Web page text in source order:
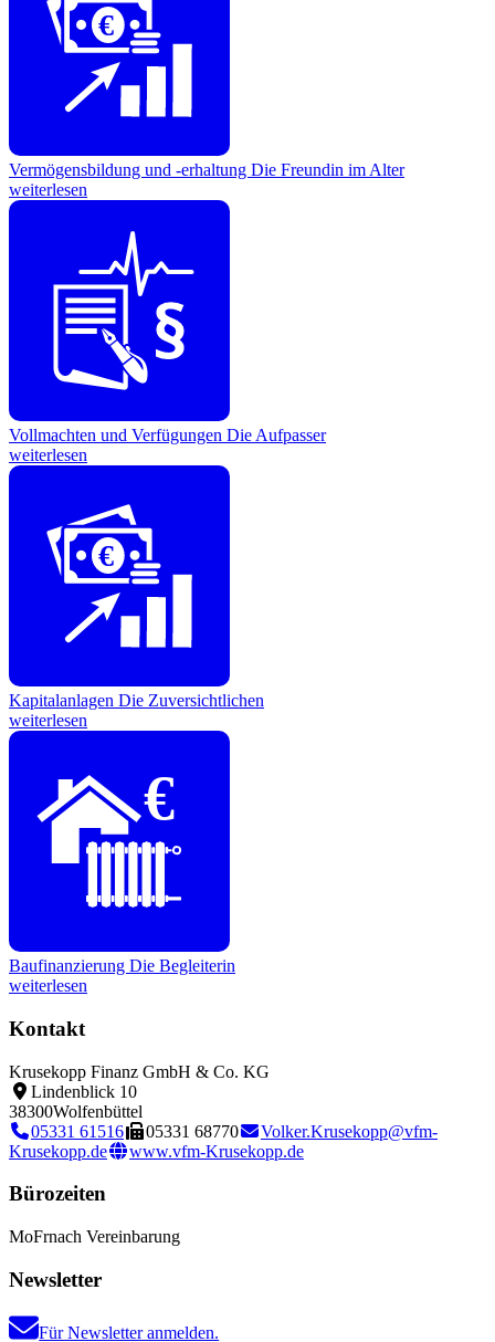
€
Vermögensbildung und -erhaltung Die Freundin im Alter
weiterlesen
Vollmachten und Verfügungen Die Aufpasser
weiterlesen
€
Kapitalanlagen Die Zuversichtlichen
weiterlesen
€
Baufinanzierung Die Begleiterin
weiterlesen
Kontakt
Krusekopp Finanz GmbH & Co. KG
Lindenblick 10
38300Wolfenbüttel
05331 61516
05331 68770
Volker.Krusekopp@vfm-
Krusekopp.de
www.vfm-Krusekopp.de
Bürozeiten
MoFrnach Vereinbarung
Newsletter
Für Newsletter anmelden.